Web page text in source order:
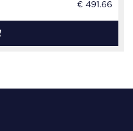
€ 491.66